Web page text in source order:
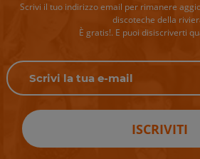
Scrivi il tuo indirizzo email per rimanere
discoteche della
È gratis!. E puoi disiscriverti
ISCRIVITI